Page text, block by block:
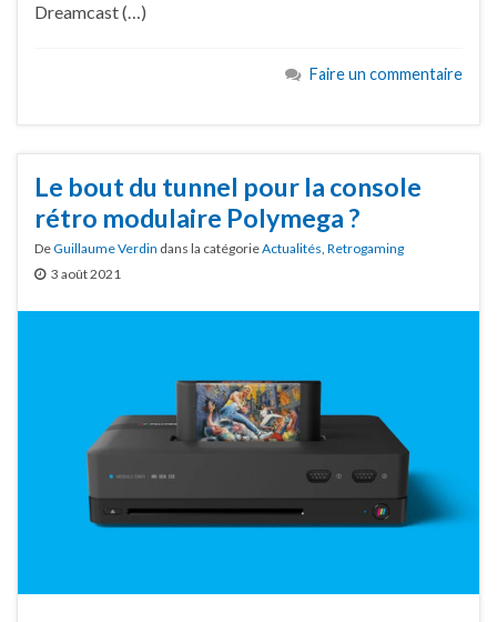
Dreamcast (…)
Faire un commentaire
Le bout du tunnel pour la console
rétro modulaire Polymega ?
DeGuillaume Verdin dans la catégorieActualités Retrogaming
3 août 2021